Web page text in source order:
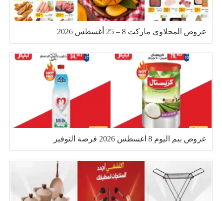
عروض المحلاوى ماركت 8 – 25 أغسطس 2026
عروض بيم اليوم 8 اغسطس 2026 فرصة التوفير